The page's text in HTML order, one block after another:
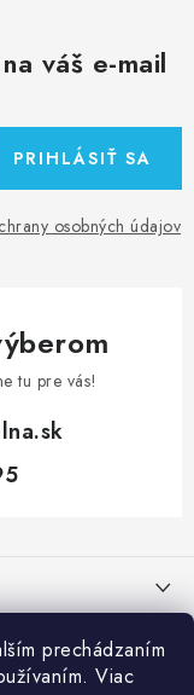
prechádzaním
Viac
váš e-mail
osobných údajov
PRIHLÁSIŤ SA
tu pre vás!